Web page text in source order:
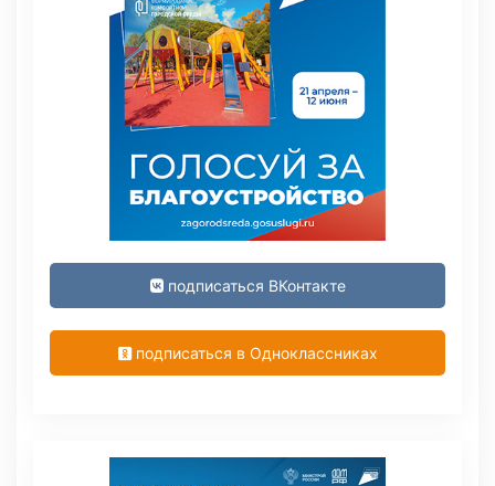
подписаться ВКонтакте
подписаться в Одноклассниках